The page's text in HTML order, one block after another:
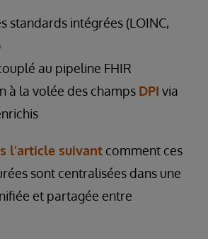
standards intégrées (LOINC,
au pipeline FHIR
à la volée des champs DPI via
l’article suivant comment ces
sont centralisées dans une
et partagée entre